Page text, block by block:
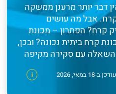
דבר יותר מרענן ממשקה
קרח. אבל מה עושים
קרח? הפתרון – מכונת
קרח ביתית נכונה? ובכן,
השאלה עם סקירה מקיפה
i עודכן ב-18 במאי, 2026